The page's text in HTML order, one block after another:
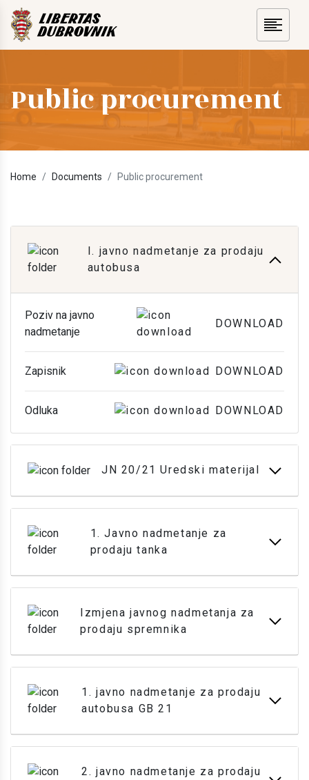
Public procurement
Home Documents Public procurement
I. javno nadmetanje za prodaju
autobusa
Poziv na javno
nadmetanje
DOWNLOAD
Zapisnik DOWNLOAD
Odluka DOWNLOAD
JN 20/21 Uredski materijal
1. Javno nadmetanje za
prodaju tanka
Izmjena javnog nadmetanja za
prodaju spremnika
1. javno nadmetanje za prodaju
autobusa GB 21
2. javno nadmetanje za prodaju